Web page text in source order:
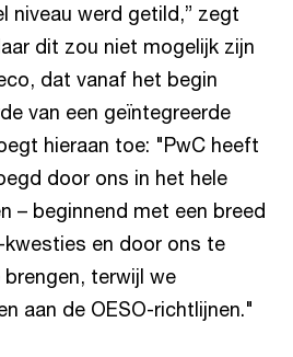
niveau werd getild,” zegt
dit zou niet mogelijk zijn
dat vanaf het begin
van een geïntegreerde
hieraan toe: "PwC heeft
door ons in het hele
– beginnend met een breed
en door ons te
terwijl we
aan de OESO-richtlijnen."